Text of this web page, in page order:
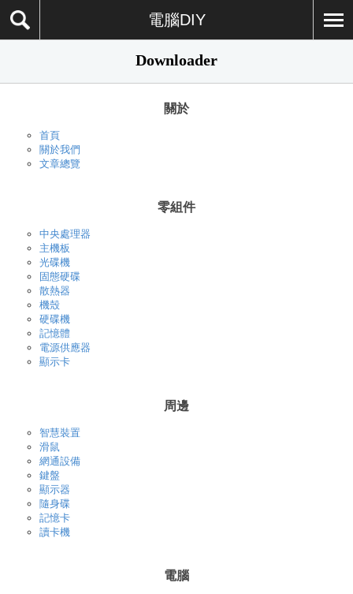
電腦DIY
Downloader
關於
首頁
關於我們
文章總覽
零組件
中央處理器
主機板
光碟機
固態硬碟
散熱器
機殼
硬碟機
記憶體
電源供應器
顯示卡
周邊
智慧裝置
滑鼠
網通設備
鍵盤
顯示器
隨身碟
記憶卡
讀卡機
電腦